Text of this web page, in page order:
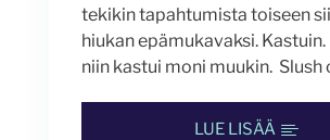
tekikin tapahtumista toiseen
hiukan epämukavaksi.
niin kastui moni muukin. Slush
LUE LISÄÄ